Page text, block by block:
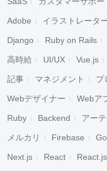
Adobe イラストレータ
Django Ruby on Rails
高時給 UI/UX Vue.js
記事 マネジメント プ
Webデザイナー Webア
Ruby Backend アー
メルカリ Firebase Go
Next.js React React.js